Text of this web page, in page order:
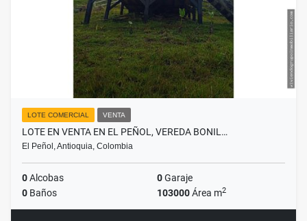
LOTE COMERCIAL VENTA
LOTE EN VENTA EN EL PEÑOL, VEREDA BONIL…
El Peñol, Antioquia, Colombia
0Alcobas 0Garaje
0 Baños 103000Área m2